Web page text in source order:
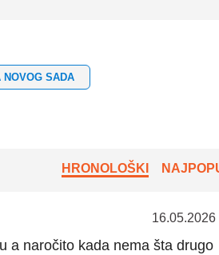
SADA
HRONOLOŠKI
16.05.2026
a naročito kada nema šta drugo